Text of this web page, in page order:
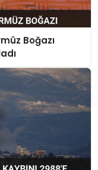
Boğazı